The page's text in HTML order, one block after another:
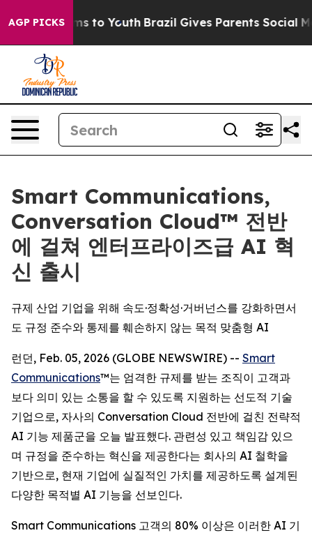
AGP PICKS
Harms to Youth Brazil Gives Parents Social
Smart Communications,
Conversation Cloud™ 전반
에 걸쳐 엔터프라이즈급 AI 혁
신 출시
규제 산업 기업을 위해 속도·정확성·거버넌스를 강화하면서
도 규정 준수와 통제를 훼손하지 않는 목적 맞춤형 AI
런던, Feb. 05, 2026 (GLOBE NEWSWIRE) -- Smart
Communications™는 엄격한 규제를 받는 조직이 고객과
보다 의미 있는 소통을 할 수 있도록 지원하는 선도적 기술
기업으로, 자사의 Conversation Cloud 전반에 걸친 전략적
AI 기능 제품군을 오늘 발표했다. 관련성 있고 책임감 있으
며 규정을 준수하는 혁신을 제공한다는 회사의 AI 철학을
기반으로, 현재 기업에 실질적인 가치를 제공하도록 설계된
다양한 목적별 AI 기능을 선보인다.
Smart Communications 고객의 80% 이상은 이러한 AI 기